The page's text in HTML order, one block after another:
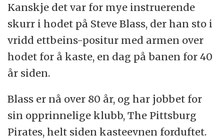
Kanskje det var for mye instruerende
skurr i hodet på Steve Blass, der han sto i
vridd ettbeins-positur med armen over
hodet for å kaste, en dag på banen for 40
år siden.
Blass er nå over 80 år, og har jobbet for
sin opprinnelige klubb, The Pittsburg
Pirates, helt siden kasteevnen forduftet.